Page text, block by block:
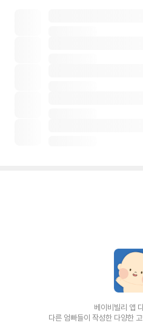
베이비빌리 앱
다른 엄빠들이 작성한 다양한